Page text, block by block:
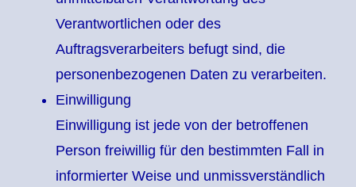
Verantwortlichen oder des
Auftragsverarbeiters befugt sind, die
personenbezogenen Daten zu verarbeiten.
Einwilligung
Einwilligung ist jede von der betroffenen
Person freiwillig für den bestimmten Fall in
informierter Weise und unmissverständlich